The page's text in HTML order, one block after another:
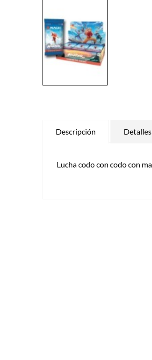
Descripción
Lucha codo con codo con